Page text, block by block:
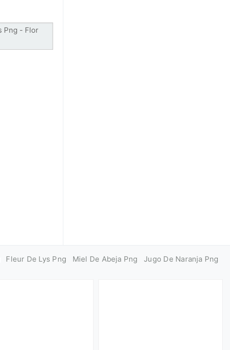
Fleur De Lys Png Miel De Abeja Png Jugo De Naranja Png